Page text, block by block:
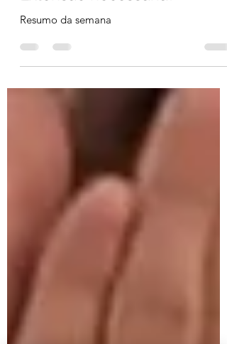
Extensão necessária?
Resumo da semana